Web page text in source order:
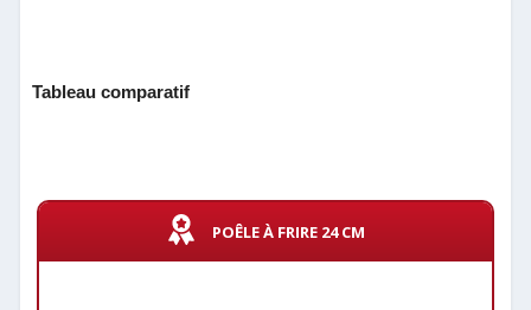
Tableau comparatif
POÊLE À FRIRE 24 CM